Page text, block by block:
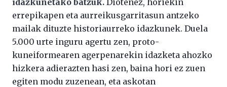
errepikapen eta aurreikusgarritasun antzeko
mailak dituzte historiaurreko idazkunek. Duela
5.000 urte inguru agertu zen, proto-
kuneiformearen agerpenarekin idazketa ahozko
hizkera adierazten hasi zen, baina hori ez zuen
egiten modu zuzenean, eta askotan